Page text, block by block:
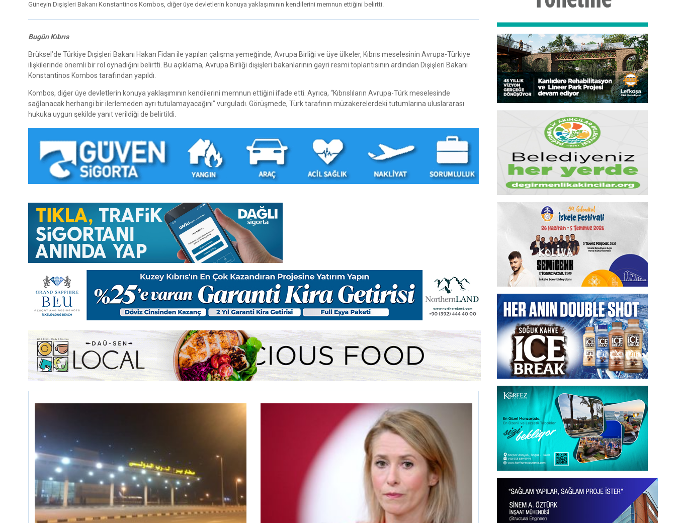
Güneyin Dışişleri Bakanı Konstantinos Kombos, diğer üye devletlerin konuya yaklaşımının kendilerini memnun ettiğini belirtti.
Bugün Kıbrıs
Brüksel’de Türkiye Dışişleri Bakanı Hakan Fidan ile yapılan çalışma yemeğinde, Avrupa Birliği ve üye ülkeler, Kıbrıs meselesinin Avrupa-Türkiye
ilişkilerinde önemli bir rol oynadığını belirtti. Bu açıklama, Avrupa Birliği dışişleri bakanlarının gayri resmi toplantısının ardından Dışişleri Bakanı
Konstantinos Kombos tarafından yapıldı.
Kombos, diğer üye devletlerin konuya yaklaşımının kendilerini memnun ettiğini ifade etti. Ayrıca, “Kıbrıslıların Avrupa-Türk meselesinde
sağlanacak herhangi bir ilerlemeden ayrı tutulamayacağını” vurguladı. Görüşmede, Türk tarafının müzakerelerdeki tutumlarına uluslararası
hukuka uygun şekilde yanıt verildiği de belirtildi.